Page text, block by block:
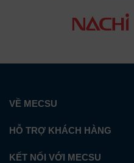
VỀ MECSU
HỖ TRỢ KHÁCH HÀNG
KẾT NỐI VỚI MECSU